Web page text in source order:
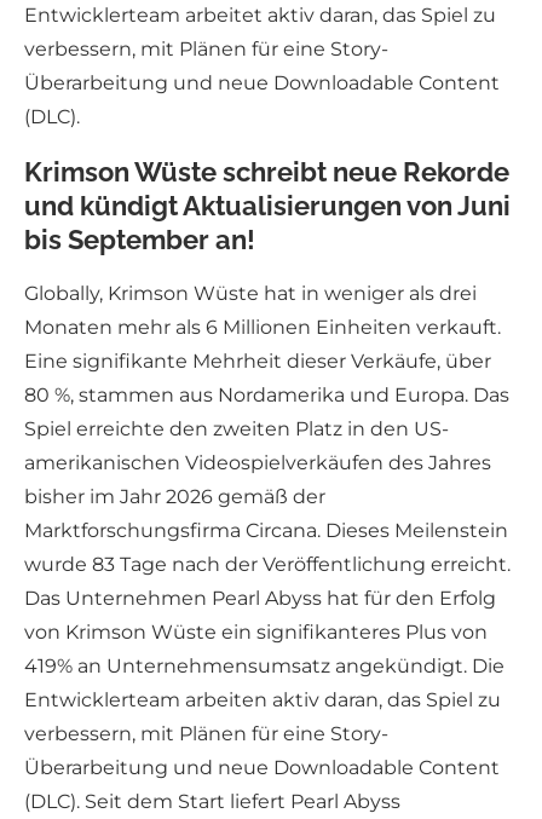
Entwicklerteam arbeitet aktiv daran, das Spiel zu
verbessern, mit Plänen für eine Story-
Überarbeitung und neue Downloadable Content
(DLC).
Krimson Wüste schreibt neue Rekorde
und kündigt Aktualisierungen von Juni
bis September an!
Globally, Krimson Wüste hat in weniger als drei
Monaten mehr als 6 Millionen Einheiten verkauft.
Eine signifikante Mehrheit dieser Verkäufe, über
80 %, stammen aus Nordamerika und Europa. Das
Spiel erreichte den zweiten Platz in den US-
amerikanischen Videospielverkäufen des Jahres
bisher im Jahr 2026 gemäß der
Marktforschungsfirma Circana. Dieses Meilenstein
wurde 83 Tage nach der Veröffentlichung erreicht.
Das Unternehmen Pearl Abyss hat für den Erfolg
von Krimson Wüste ein signifikanteres Plus von
419% an Unternehmensumsatz angekündigt. Die
Entwicklerteam arbeiten aktiv daran, das Spiel zu
verbessern, mit Plänen für eine Story-
Überarbeitung und neue Downloadable Content
(DLC). Seit dem Start liefert Pearl Abyss